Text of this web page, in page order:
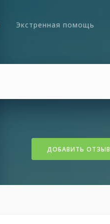
Экстренная помощь
ДОБАВИТЬ ОТЗЫВ